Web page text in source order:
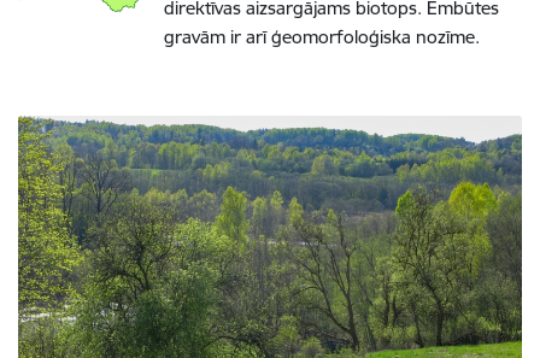
direktīvas aizsargājams biotops. Embūtes
gravām ir arī ģeomorfoloģiska nozīme.